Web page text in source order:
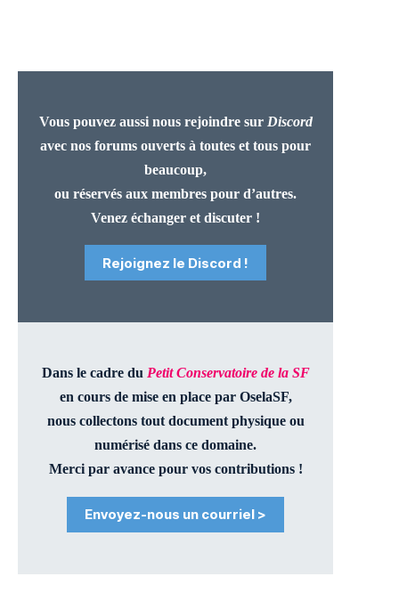
Vous pouvez aussi nous rejoindre sur Discord
avec nos forums ouverts à toutes et tous pour
beaucoup,
ou réservés aux membres pour d’autres.
Venez échanger et discuter !
Rejoignez le Discord !
Dans le cadre du Petit Conservatoire de la SF
en cours de mise en place par OselaSF,
nous collectons tout document physique ou
numérisé dans ce domaine.
Merci par avance pour vos contributions !
Envoyez-nous un courriel >